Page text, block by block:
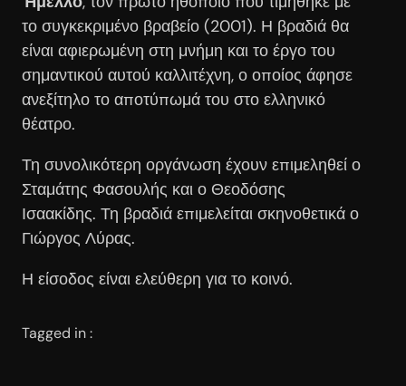
το συγκεκριμένο βραβείο (2001). Η βραδιά θα
είναι αφιερωμένη στη μνήμη και το έργο του
σημαντικού αυτού καλλιτέχνη, ο οποίος άφησε
ανεξίτηλο το αποτύπωμά του στο ελληνικό
θέατρο.
Τη συνολικότερη οργάνωση έχουν επιμεληθεί ο
Σταμάτης Φασουλής και ο Θεοδόσης
Ισαακίδης. Τη βραδιά επιμελείται σκηνοθετικά ο
Γιώργος Λύρας.
Η είσοδος είναι ελεύθερη για το κοινό.
Tagged in :